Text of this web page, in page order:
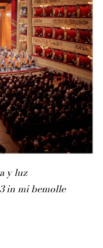
y luz
in mi bemolle